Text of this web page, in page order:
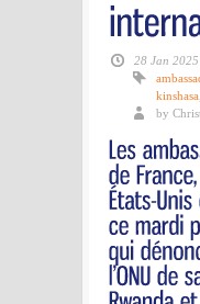
28 Jan 2025
kinshasa
by